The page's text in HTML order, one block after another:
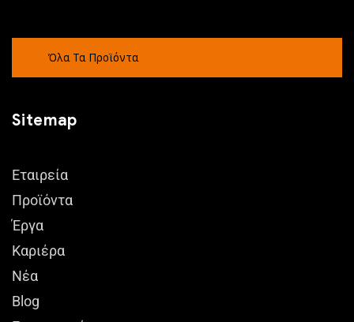
Όλα Τα Προϊόντα
Sitemap
Εταιρεία
Προϊόντα
Έργα
Καριέρα
Νέα
Blog